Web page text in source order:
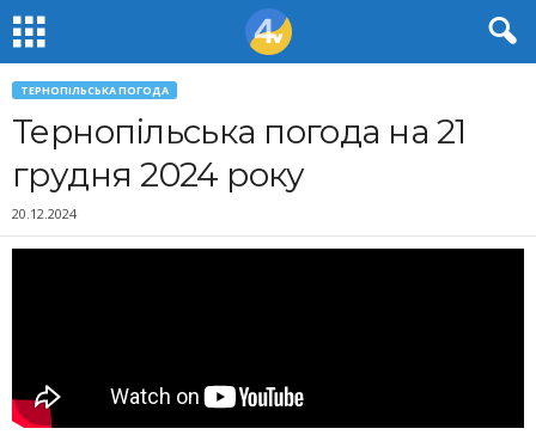
ТЕРНОПІЛЬСЬКА ПОГОДА
Тернопільська погода на 21
грудня 2024 року
20.12.2024